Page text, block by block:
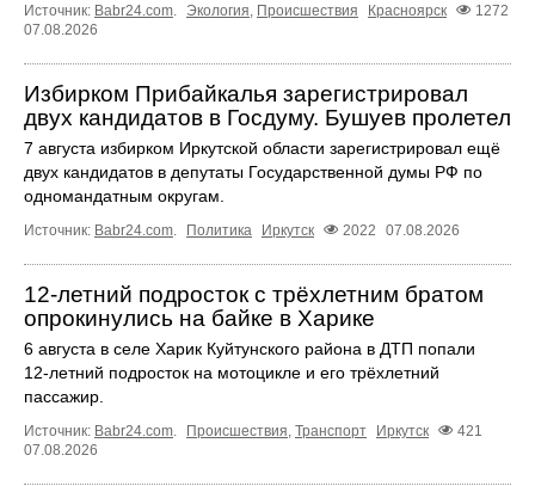
Источник: Babr24.com Экология Происшествия Красноярск
1272
07.08.2026
Избирком Прибайкалья зарегистрировал
двух кандидатов в Госдуму. Бушуев пролетел
7 августа избирком Иркутской области зарегистрировал ещё
двух кандидатов в депутаты Государственной думы РФ по
одномандатным округам.
Источник: Babr24.com. Политика Иркутск 2022 07.08.2026
12‑летний подросток с трёхлетним братом
опрокинулись на байке в Харике
6 августа в селе Харик Куйтунского района в ДТП попали
12‑летний подросток на мотоцикле и его трёхлетний
пассажир.
Источник: Babr24.com. Происшествия, Транспорт Иркутск
421
07.08.2026